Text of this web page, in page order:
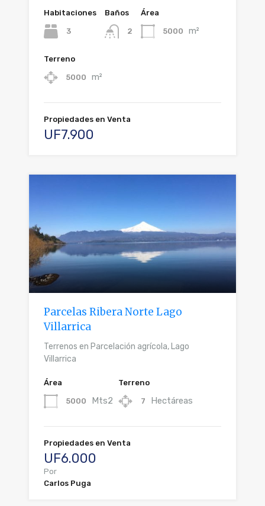
Habitaciones
3
Baños
2
Área
5000 m²
Terreno
5000 m²
Propiedades en Venta
UF7.900
Parcelas Ribera Norte Lago
Villarrica
Terrenos en Parcelación agrícola, Lago
Villarrica
Área
5000 Mts2
Terreno
7 Hectáreas
Propiedades en Venta
UF6.000
Por
Carlos Puga